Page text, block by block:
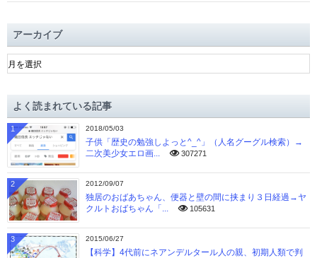
アーカイブ
ア
ー
ブよく読まれている記事
2018/05/03
子供「歴史の勉強しよっと^_^」（人名グーグル検索）→
二次美少女エロ画...
307271
1
2012/09/07
独居のおばあちゃん、便器と壁の間に挟まり３日経過→ヤ
クルトおばちゃん「...
105631
2
2015/06/27
【科学】4代前にネアンデルタール人の親、初期人類で判
3